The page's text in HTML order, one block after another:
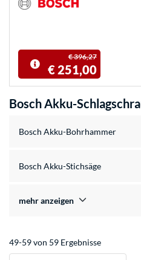
€ 396,27
€ 251,00
Bosch Akku-
Bosch Akku-Bohrhammer
Bosch Akku-Stichsäge
mehr anzeigen
49-59 von 59 Ergebnisse